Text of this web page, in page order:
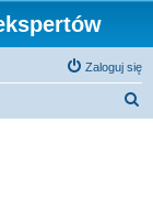
Zaloguj się